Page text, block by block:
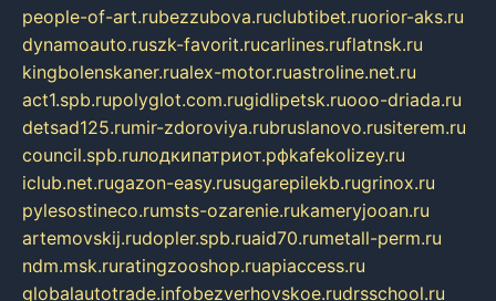
people-of-art.rubezzubova.ruclubtibet.ruorior-aks.ru
dynamoauto.ruszk-favorit.rucarlines.ruflatnsk.ru
kingbolenskaner.rualex-motor.ruastroline.net.ru
act1.spb.rupolyglot.com.rugidlipetsk.ruooo-driada.ru
detsad125.rumir-zdoroviya.rubruslanovo.rusiterem.ru
council.spb.ruлодкипатриот.рфkafekolizey.ru
iclub.net.rugazon-easy.rusugarepilekb.rugrinox.ru
pylesostineco.rumsts-ozarenie.rukameryjooan.ru
artemovskij.rudopler.spb.ruaid70.rumetall-perm.ru
ndm.msk.ruratingzooshop.ruapiaccess.ru
globalautotrade.infobezverhovskoe.rudrsschool.ru